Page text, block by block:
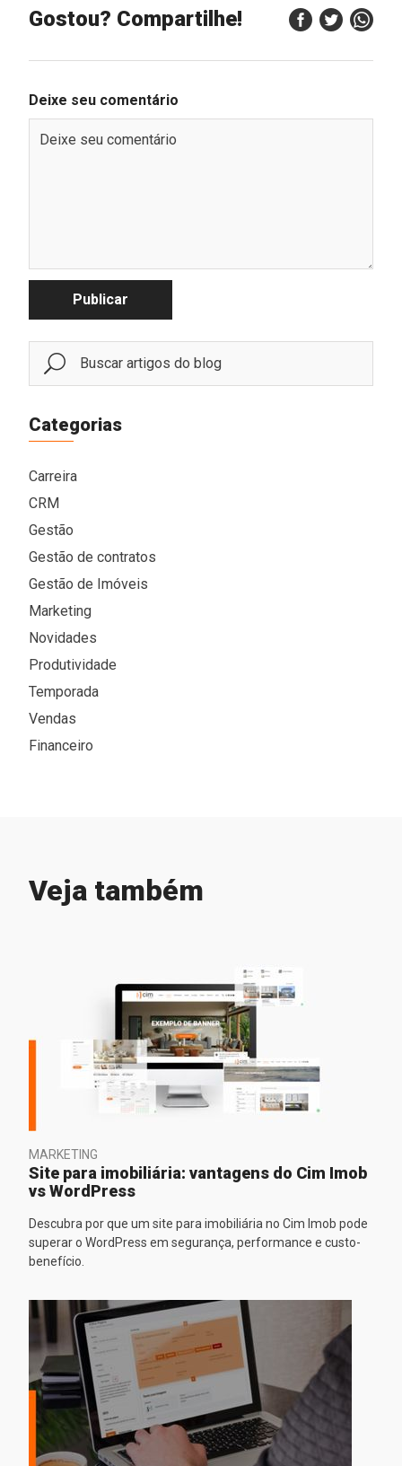
Gostou? Compartilhe!
Deixe seu comentário
Publicar
Categorias
Carreira
CRM
Gestão
Gestão de contratos
Gestão de Imóveis
Marketing
Novidades
Produtividade
Temporada
Vendas
Financeiro
Veja também
MARKETING
Site para imobiliária: vantagens do Cim Imob
vs WordPress
Descubra por que um site para imobiliária no Cim Imob pode
superar o WordPress em segurança, performance e custo-
benefício.